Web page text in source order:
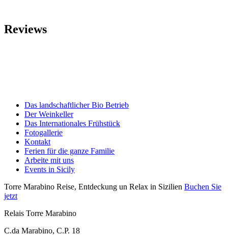
Reviews
Das landschaftlicher Bio Betrieb
Der Weinkeller
Das Internationales Frühstück
Fotogallerie
Kontakt
Ferien für die ganze Familie
Arbeite mit uns
Events in Sicily
Torre Marabino Reise, Entdeckung un Relax in Sizilien Buchen Sie
jetzt
Relais Torre Marabino
C.da Marabino, C.P. 18